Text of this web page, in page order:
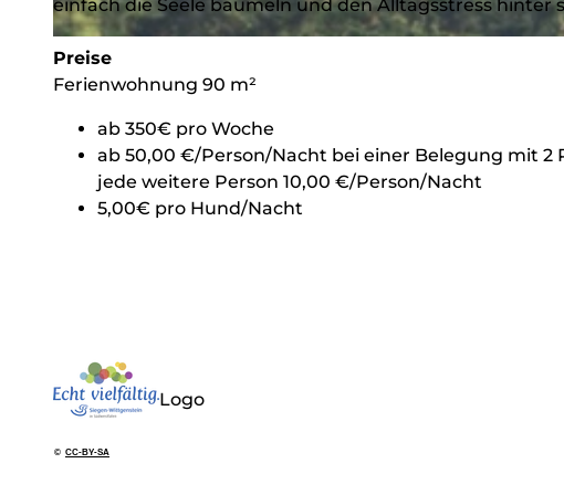
einfach die Seele baumeln und den Alltagsstress hinter
Preise
Ferienwohnung 90 m²
ab 350€ pro Woche
ab 50,00 €/Person/Nacht bei einer Belegung mit 2
jede weitere Person 10,00 €/Person/Nacht
5,00€ pro Hund/Nacht
© CC-BY-SA
Logo